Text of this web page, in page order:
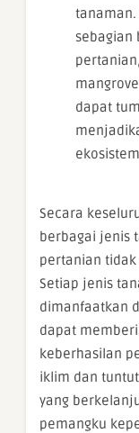
sebagian
dapat
Secara
berbagai jenis
pertanian
Setiap jenis
dimanfaatkan
dapat
keberhasilan
iklim dan
yang
pemangku